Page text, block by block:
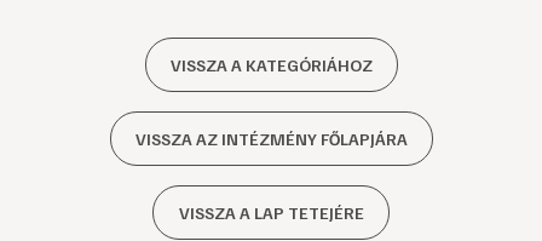
VISSZA A KATEGÓRIÁHOZ
VISSZA AZ INTÉZMÉNY FŐLAPJÁRA
VISSZA A LAP TETEJÉRE